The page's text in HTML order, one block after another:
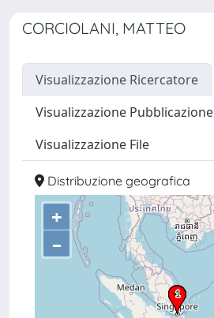
CORCIOLANI, MATTEO
Visualizzazione Ricercatore
Visualizzazione Pubblicazione
Visualizzazione File
Distribuzione geografica
+
–